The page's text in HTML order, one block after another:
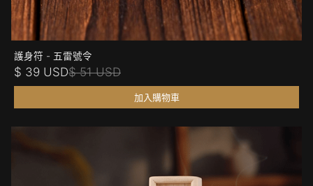
護身符 - 五雷號令
$ 39 USD$ 51 USD
加入購物車